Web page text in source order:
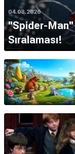
04.08.2026
''Spider-
Sıralaması!